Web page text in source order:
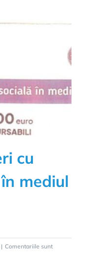
cu
mediul
| Comentariile sunt